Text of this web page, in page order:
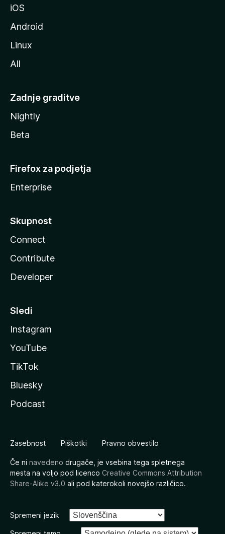
e
iOS
Android
Linux
All
Zadnje graditve
Nightly
Beta
Firefox za podjetja
Enterprise
Skupnost
Connect
Contribute
Developer
Sledi
Instagram
YouTube
TikTok
Bluesky
Podcast
Zasebnost Piškotki Pravno obvestilo
Če ni navedeno drugače, je vsebina tega spletnega
mesta na voljo pod licenco Creative Commons Attribution
Share-Alike v3.0 ali pod katerokoli novejšo različico.
Spremeni jezik